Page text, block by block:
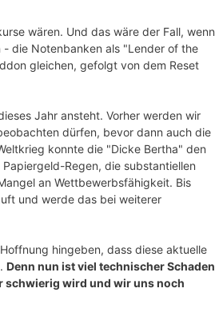
wären. Und das wäre der Fall, wenn
die Notenbanken als "Lender of the
gleichen, gefolgt von dem Reset
Jahr ansteht. Vorher werden wir
dürfen, bevor dann auch die
konnte die "Dicke Bertha" den
Regen, die substantiellen
an Wettbewerbsfähigkeit. Bis
und werde das bei weiterer
hingeben, dass diese aktuelle
Denn nun ist viel technischer Schaden
schwierig wird und wir uns noch